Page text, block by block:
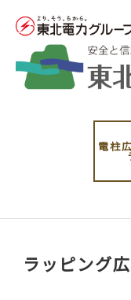
電柱
ラッピング